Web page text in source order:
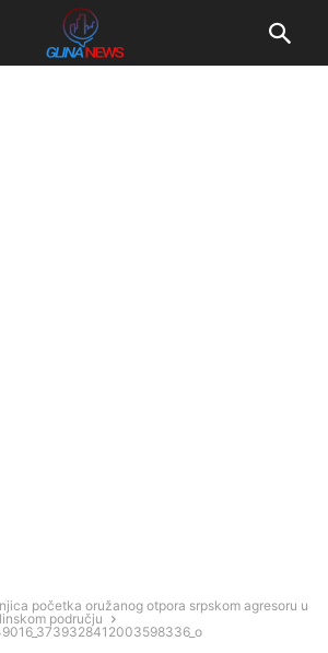
početka oružanog otpora srpskom agresoru u
području